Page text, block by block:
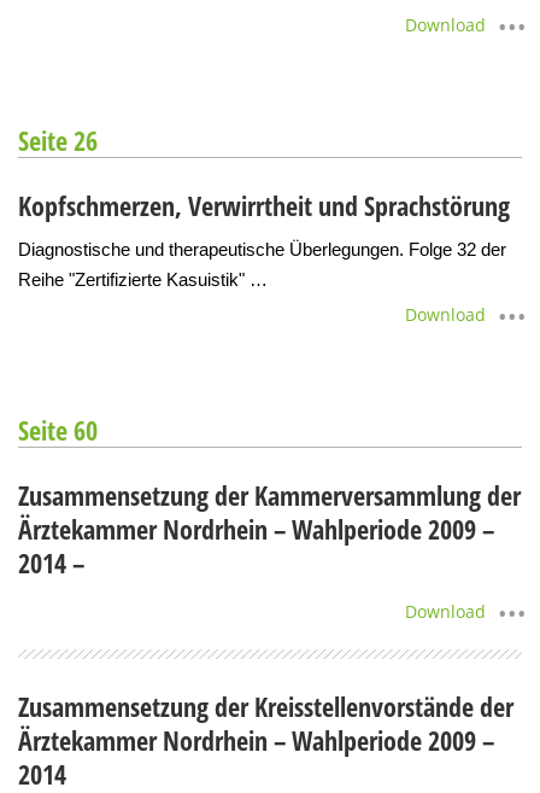
Download
Seite 26
Kopfschmerzen, Verwirrtheit und Sprachstörung
Diagnostische und therapeutische Überlegungen. Folge 32 der
Reihe "Zertifizierte Kasuistik" …
Download
Seite 60
Zusammensetzung der Kammerversammlung der
Ärztekammer Nordrhein – Wahlperiode 2009 –
2014 –
Download
Zusammensetzung der Kreisstellenvorstände der
Ärztekammer Nordrhein – Wahlperiode 2009 –
2014